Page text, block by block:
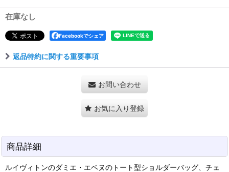
在庫なし
Facebookでシェア
返品特約に関する重要事項
お問い合わせ
お気に入り登録
商品詳細
ルイヴィトンのダミエ・エベヌのトート型ショルダーバッグ、チェ